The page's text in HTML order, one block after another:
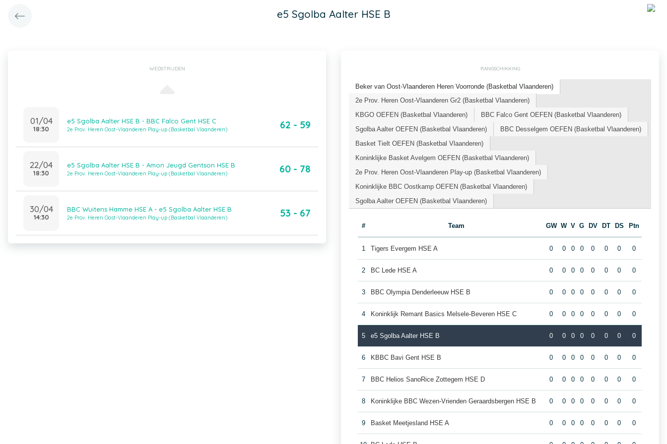
e5 Sgolba Aalter HSE B
WEDSTRIJDEN
01/04
18:30
e5 Sgolba Aalter HSE B - BBC Falco Gent HSE C
2e Prov. Heren Oost-Vlaanderen Play-up (Basketbal Vlaanderen) 62 - 59
22/04
18:30
e5 Sgolba Aalter HSE B - Amon Jeugd Gentson HSE B
2e Prov. Heren Oost-Vlaanderen Play-up (Basketbal Vlaanderen) 60 - 78
30/04
14:30
BBC Wuitens Hamme HSE A - e5 Sgolba Aalter HSE B
2e Prov. Heren Oost-Vlaanderen Play-up (Basketbal Vlaanderen) 53 - 67
RANGSCHIKKING
Beker van Oost-Vlaanderen Heren Voorronde (Basketbal Vlaanderen)
2e Prov. Heren Oost-Vlaanderen Gr2 (Basketbal Vlaanderen)
KBGO OEFEN (Basketbal Vlaanderen)
BBC Falco Gent OEFEN (Basketbal Vlaanderen)
Sgolba Aalter OEFEN (Basketbal Vlaanderen)
BBC Desselgem OEFEN (Basketbal Vlaanderen)
Basket Tielt OEFEN (Basketbal Vlaanderen)
Koninklijke Basket Avelgem OEFEN (Basketbal Vlaanderen)
2e Prov. Heren Oost-Vlaanderen Play-up (Basketbal Vlaanderen)
Koninklijke BBC Oostkamp OEFEN (Basketbal Vlaanderen)
Sgolba Aalter OEFEN (Basketbal Vlaanderen)
# Team GW W V G DV DT DS Ptn
1 Tigers Evergem HSE A 0 0 0 0 0 0 0 0
2 BC Lede HSE A 0 0 0 0 0 0 0 0
3 BBC Olympia Denderleeuw HSE B 0 0 0 0 0 0 0 0
4 Koninklijk Remant Basics Melsele-Beveren HSE C 0 0 0 0 0 0 0 0
5 e5 Sgolba Aalter HSE B 0 0 0 0 0 0 0 0
6 KBBC Bavi Gent HSE B 0 0 0 0 0 0 0 0
7 BBC Helios SanoRice Zottegem HSE D 0 0 0 0 0 0 0 0
8 Koninklijke BBC Wezen-Vrienden Geraardsbergen HSE B 0 0 0 0 0 0 0 0
9 Basket Meetjesland HSE A 0 0 0 0 0 0 0 0